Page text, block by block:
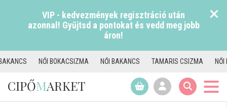
VIP - kedvezmények regisztráció után
azonnal! Gyűjtsd a pontokat és vedd meg jobb
áron!
NŐI BOKACSIZMA NŐI BAKANCS TAMARIS CSIZMA NŐI
CIPŐMARKET